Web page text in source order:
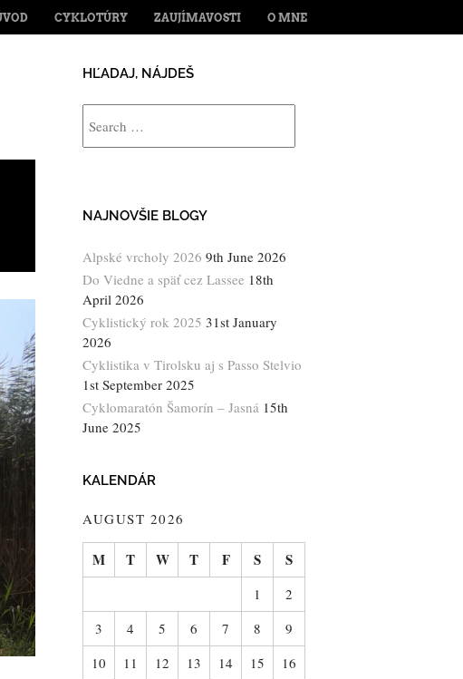
TO CONTENTCYKLOTÚRY ZAUJÍMAVOSTI O MNE
HĽADAJ, NÁJDEŠ
NAJNOVŠIE BLOGY
Alpské vrcholy 2026 9th June 2026
Do Viedne a späť cez Lassee 18th
April 2026
Cyklistický rok 2025 31st January
2026
Cyklistika v Tirolsku aj s Passo Stelvio
1st September 2025
Cyklomaratón Šamorín – Jasná 15th
June 2025
KALENDÁR
AUGUST 2026
M T W T F S S
1
2
3
4 5 6 7 8
9
10
11 12 13 14 15
16